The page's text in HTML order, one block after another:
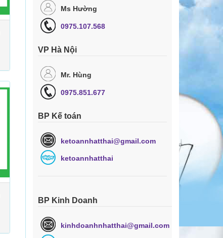
Ms Hường
0975.107.568
VP Hà Nội
Mr. Hùng
0975.851.677
BP Kế toán
ketoannhatthai@gmail.com
ketoannhatthai
BP Kinh Doanh
kinhdoanhnhatthai@gmail.com